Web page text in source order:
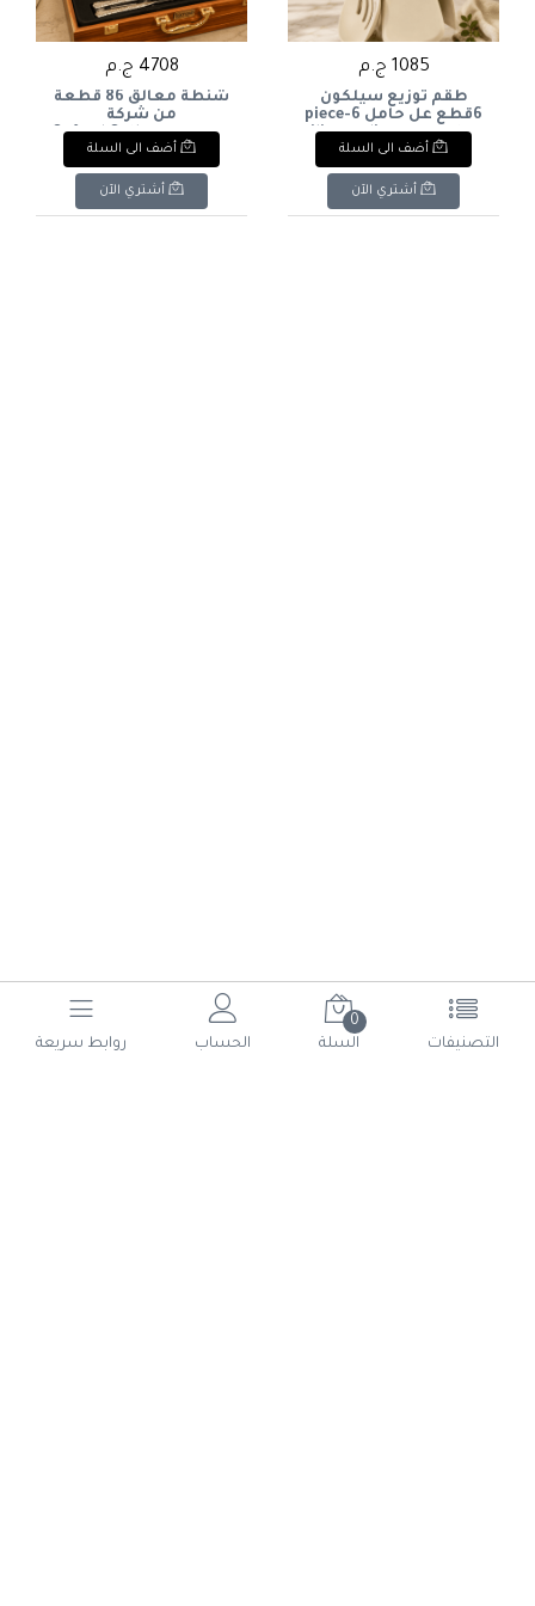
التصنيفات
0
السلة
الحساب روابط سريعة
1085 ج.م
طقم توزيع سيلكون
6قطع عل حامل 6-piece
silicone dispenser set on
a stand
أضف الى السلة
أشتري الآن
4708 ج.م
شنطة معالق 86 قطعة
من شركة
اكسفوردOxford Cutlery
Set, 86 Pieces
أضف الى السلة
أشتري الآن
1
(current)
3
5
6